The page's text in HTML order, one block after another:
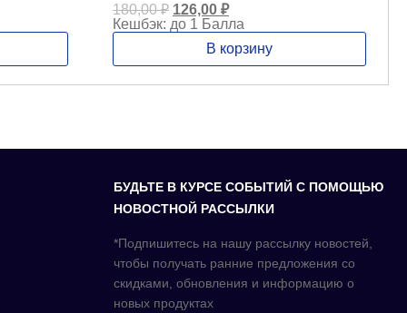
180,00₽ Первоначальная
цена
составляла
180,00 ₽.
126,00 ₽Текущая
цена:
126,00 ₽.
Кешбэк: до 1 Балла
В корзину
БУДЬТЕ В КУРСЕ СОБЫТИЙ С ПОМОЩЬЮ
НОВОСТНОЙ РАССЫЛКИ
*Подпишитесь на нашу рассылку новостей,
чтобы получать ранние предложения со
скидками, обновления и информацию о
новых продуктах